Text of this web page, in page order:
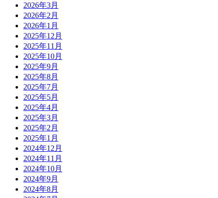
2026年3月
2026年2月
2026年1月
2025年12月
2025年11月
2025年10月
2025年9月
2025年8月
2025年7月
2025年5月
2025年4月
2025年3月
2025年2月
2025年1月
2024年12月
2024年11月
2024年10月
2024年9月
2024年8月